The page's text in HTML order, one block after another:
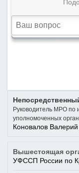
Руководитель МРО по
уполномоченных
Коновалов
Вышестоящая
УФССП России по